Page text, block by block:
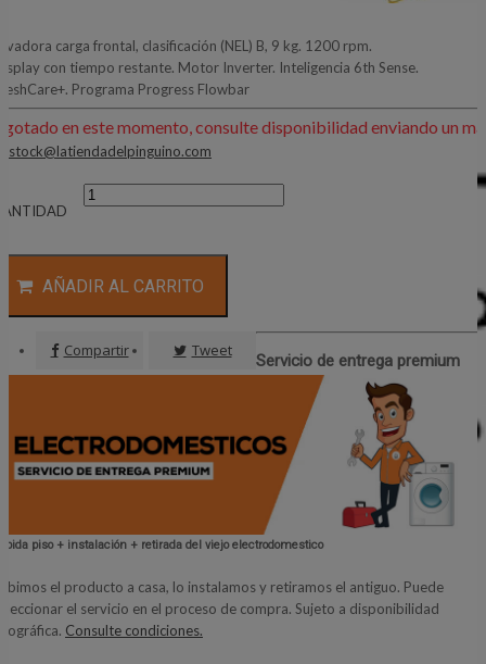
carga frontal, clasificación (NEL) B, 9 kg. 1200 rpm.
con tiempo restante. Motor Inverter. Inteligencia 6th Sense.
Programa Progress Flowbar
en este momento, consulte disponibilidad enviando un
stock@latiendadelpinguino.com
AÑADIR AL CARRITO
Compartir Tweet
Servicio de entrega premium
piso + instalación + retirada del viejo electrodomestico
el producto a casa, lo instalamos y retiramos el antiguo. Puede
el servicio en el proceso de compra. Sujeto a disponibilidad
Consulte condiciones.